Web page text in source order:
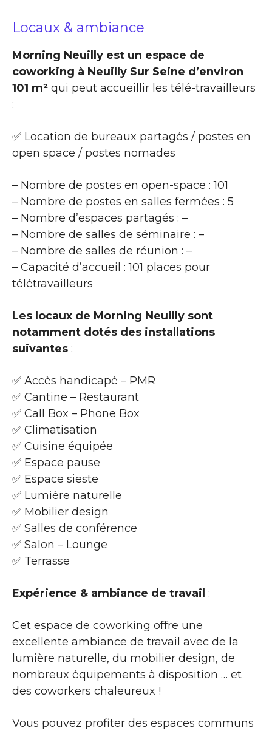
Locaux & ambiance
Morning Neuilly est un espace de
coworking à Neuilly Sur Seine d’environ
101 m² qui peut accueillir les télé-travailleurs
:
✅ Location de bureaux partagés / postes en
open space / postes nomades
– Nombre de postes en open-space : 101
– Nombre de postes en salles fermées : 5
– Nombre d’espaces partagés : –
– Nombre de salles de séminaire : –
– Nombre de salles de réunion : –
– Capacité d’accueil : 101 places pour
télétravailleurs
Les locaux de Morning Neuilly sont
notamment dotés des installations
suivantes :
✅ Accès handicapé – PMR
✅ Cantine – Restaurant
✅ Call Box – Phone Box
✅ Climatisation
✅ Cuisine équipée
✅ Espace pause
✅ Espace sieste
✅ Lumière naturelle
✅ Mobilier design
✅ Salles de conférence
✅ Salon – Lounge
✅ Terrasse
Expérience & ambiance de travail :
Cet espace de coworking offre une
excellente ambiance de travail avec de la
lumière naturelle, du mobilier design, de
nombreux équipements à disposition … et
des coworkers chaleureux !
Vous pouvez profiter des espaces communs